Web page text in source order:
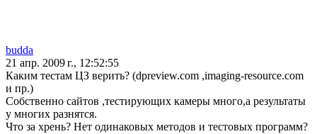
budda
21 апр. 2009 г., 12:52:55
Каким тестам ЦЗ верить? (dpreview.com ,imaging-resource.com
и пр.)
Собственно сайтов ,тестирующих камеры много,а результаты
у многих разнятся.
Что за хрень? Нет одинаковых методов и тестовых программ?